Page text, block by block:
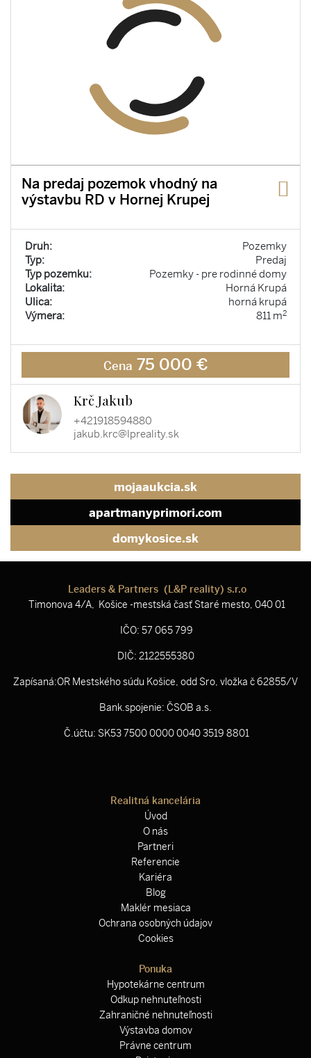
Na predaj pozemok vhodný na
výstavbu RD v Hornej Krupej
Druh:
Pozemky
Typ:
Predaj
Typ pozemku:
Pozemky - pre rodinné domy
Lokalita:
Horná Krupá
Ulica:
horná krupá
Výmera:
811 m2
Cena 75 000 €
Krč Jakub
+421918594880
jakub.krc@lpreality.sk
mojaaukcia.sk
apartmanyprimori.com
domykosice.sk
Leaders & Partners (L&P reality) s.r.o
Timonova 4/A, Košice -mestská časť Staré mesto, 040 01
IČO: 57 065 799
DIČ: 2122555380
Zapísaná:OR Mestského súdu Košice, odd Sro, vložka č 62855/V
Bank.spojenie: ČSOB a.s.
Č.účtu: SK53 7500 0000 0040 3519 8801
Realitná kancelária
Úvod
O nás
Partneri
Referencie
Kariéra
Blog
Maklér mesiaca
Ochrana osobných údajov
Cookies
Ponuka
Hypotekárne centrum
Odkup nehnuteľnosti
Zahraničné nehnuteľnosti
Výstavba domov
Právne centrum